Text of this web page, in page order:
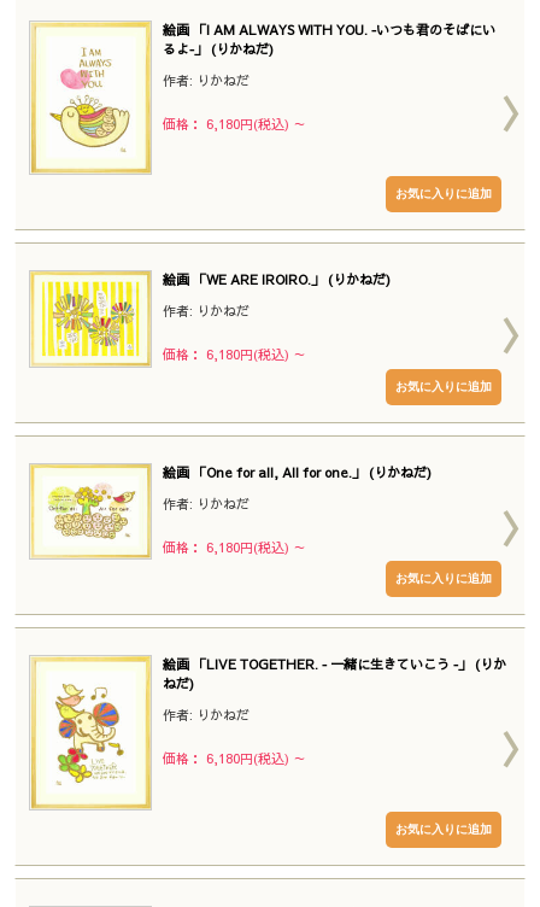
絵画 「I AM ALWAYS WITH YOU. ‐いつも君のそばにい
るよ‐」 (りかねだ)
作者: りかねだ
価格： 6,180円(税込) ～
絵画 「WE ARE IROIRO.」 (りかねだ)
作者: りかねだ
価格： 6,180円(税込) ～
絵画 「One for all, All for one.」 (りかねだ)
作者: りかねだ
価格： 6,180円(税込) ～
絵画 「LIVE TOGETHER. ‐ 一緒に生きていこう ‐」 (りか
ねだ)
作者: りかねだ
価格： 6,180円(税込) ～